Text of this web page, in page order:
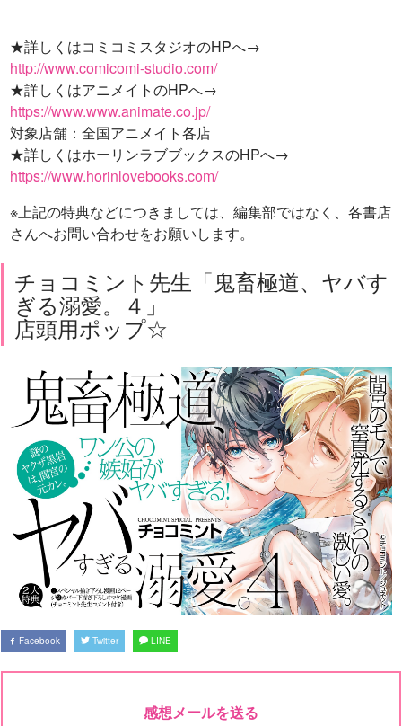
★詳しくはコミコミスタジオのHPへ→
http://www.comicomi-studio.com/
★詳しくはアニメイトのHPへ→
https://www.www.animate.co.jp/
対象店舗：全国アニメイト各店
★詳しくはホーリンラブブックスのHPへ→
https://www.horinlovebooks.com/
※上記の特典などにつきましては、編集部ではなく、各書店
さんへお問い合わせをお願いします。
チョコミント先生「鬼畜極道、ヤバす
ぎる溺愛。４」
店頭用ポップ☆
Facebook Twitter LINE
感想メールを送る